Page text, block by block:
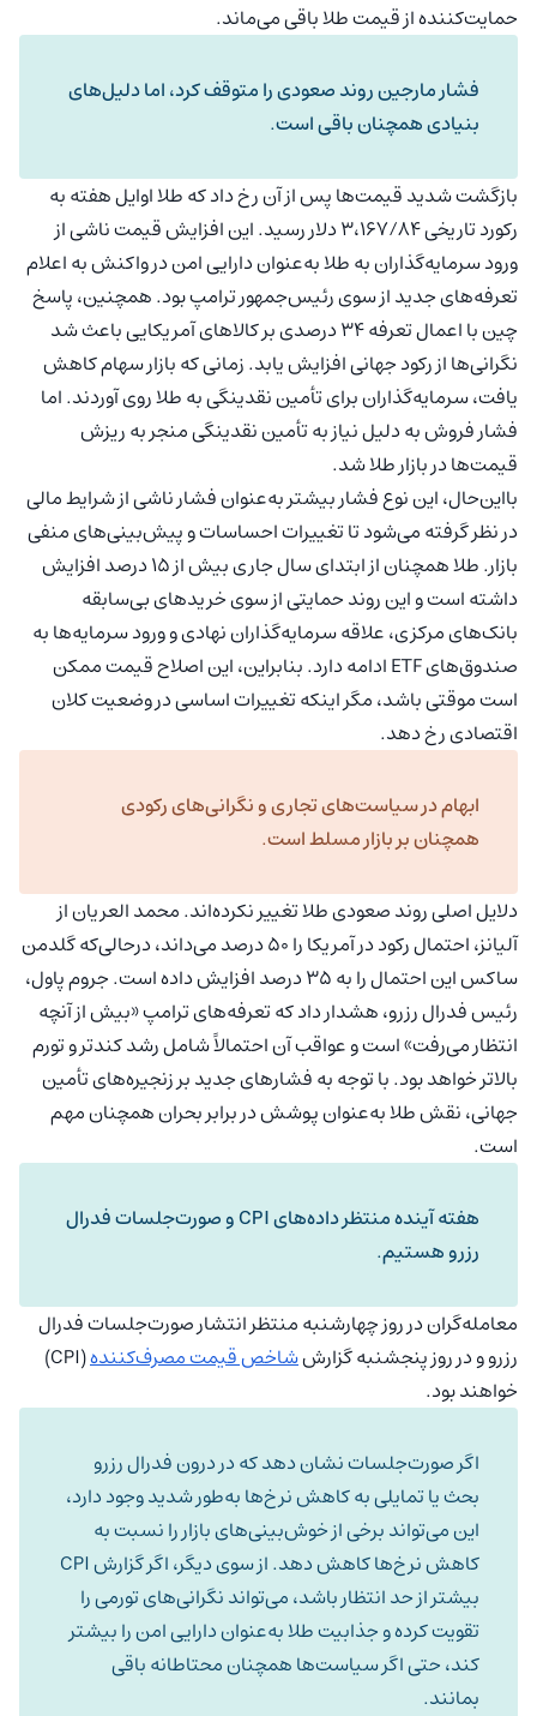
حمایت‌کننده از قیمت طلا باقی می‌ماند.
فشار مارجین روند صعودی را متوقف کرد، اما دلیل‌های
بنیادی همچنان باقی است.
بازگشت شدید قیمت‌ها پس از آن رخ داد که طلا اوایل هفته به
رکورد تاریخی ۳،۱۶۷/۸۴ دلار رسید. این افزایش قیمت ناشی از
ورود سرمایه‌گذاران به طلا به‌عنوان دارایی امن در واکنش به اعلام
تعرفه‌های جدید از سوی رئیس‌جمهور ترامپ بود. همچنین، پاسخ
چین با اعمال تعرفه ۳۴ درصدی بر کالاهای آمریکایی باعث شد
نگرانی‌ها از رکود جهانی افزایش یابد. زمانی که بازار سهام کاهش
یافت، سرمایه‌گذاران برای تأمین نقدینگی به طلا روی آوردند. اما
فشار فروش به دلیل نیاز به تأمین نقدینگی منجر به ریزش
قیمت‌ها در بازار طلا شد.
بااین‌حال، این نوع فشار بیشتر به‌عنوان فشار ناشی از شرایط مالی
در نظر گرفته می‌شود تا تغییرات احساسات و پیش‌بینی‌های منفی
بازار. طلا همچنان از ابتدای سال جاری بیش از ۱۵ درصد افزایش
داشته است و این روند حمایتی از سوی خریدهای بی‌سابقه
بانک‌های مرکزی، علاقه سرمایه‌گذاران نهادی و ورود سرمایه‌ها به
صندوق‌های ETF ادامه دارد. بنابراین، این اصلاح قیمت ممکن
است موقتی باشد، مگر اینکه تغییرات اساسی در وضعیت کلان
اقتصادی رخ دهد.
ابهام در سیاست‌های تجاری و نگرانی‌های رکودی
همچنان بر بازار مسلط است.
دلایل اصلی روند صعودی طلا تغییر نکرده‌اند. محمد العریان از
آلیانز، احتمال رکود در آمریکا را ۵۰ درصد می‌داند، درحالی‌که گلدمن
ساکس این احتمال را به ۳۵ درصد افزایش داده است. جروم پاول،
رئیس فدرال رزرو، هشدار داد که تعرفه‌های ترامپ «بیش از آنچه
انتظار می‌رفت» است و عواقب آن احتمالاً شامل رشد کندتر و تورم
بالاتر خواهد بود. با توجه به فشارهای جدید بر زنجیره‌های تأمین
جهانی، نقش طلا به‌عنوان پوشش در برابر بحران همچنان مهم
است.
هفته آینده منتظر داده‌های CPI و صورت‌جلسات فدرال
رزرو هستیم.
معامله‌گران در روز چهارشنبه منتظر انتشار صورت‌جلسات فدرال
رزرو و در روز پنجشنبه گزارششاخص قیمت مصرف‌کننده
(CPI)
خواهند بود.
اگر صورت‌جلسات نشان دهد که در درون فدرال رزرو
بحث یا تمایلی به کاهش نرخ‌ها به‌طور شدید وجود دارد،
این می‌تواند برخی از خوش‌بینی‌های بازار را نسبت به
کاهش نرخ‌ها کاهش دهد. از سوی دیگر، اگر گزارش CPI
بیشتر از حد انتظار باشد، می‌تواند نگرانی‌های تورمی را
تقویت کرده و جذابیت طلا به‌عنوان دارایی امن را بیشتر
کند، حتی اگر سیاست‌ها همچنان محتاطانه باقی
بمانند.